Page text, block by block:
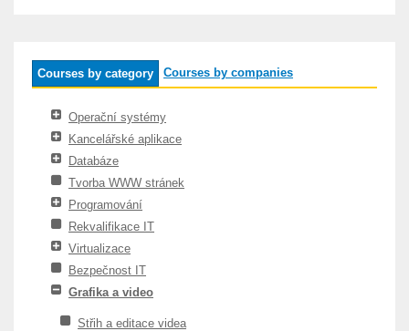
Courses by category Courses by companies
Operační systémy
Kancelářské aplikace
Databáze
Tvorba WWW stránek
Programování
Rekvalifikace IT
Virtualizace
Bezpečnost IT
Grafika a video
Střih a editace videa